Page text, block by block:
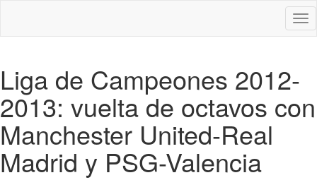
Liga de Campeones 2012-
2013: vuelta de octavos con
Manchester United-Real
Madrid y PSG-Valencia